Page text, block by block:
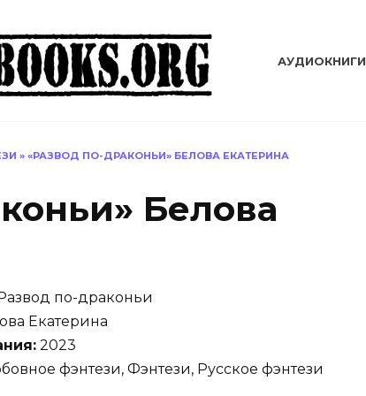
АУДИОКНИГИ
» «РАЗВОД ПО-ДРАКОНЬИ» БЕЛОВА ЕКАТЕРИНА
Белова
Развод по-драконьи
Екатерина
2023
фэнтези, Фэнтези, Русское фэнтези